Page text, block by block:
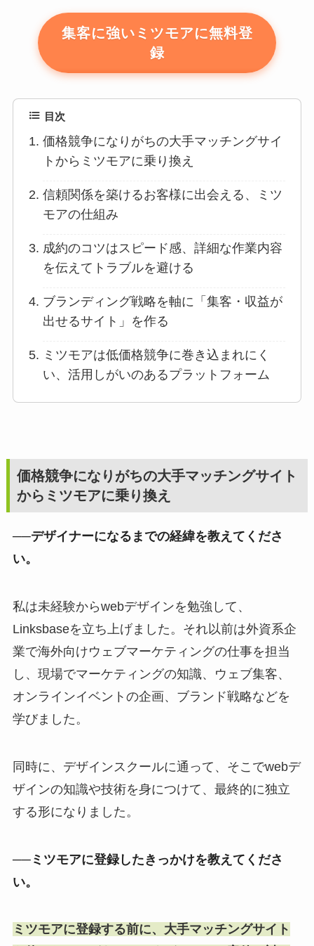
集客に強いミツモアに無料登
録
目次
価格競争になりがちの大手マッチングサイ
トからミツモアに乗り換え
信頼関係を築けるお客様に出会える、ミツ
モアの仕組み
成約のコツはスピード感、詳細な作業内容
を伝えてトラブルを避ける
ブランディング戦略を軸に「集客・収益が
出せるサイト」を作る
ミツモアは低価格競争に巻き込まれにく
い、活用しがいのあるプラットフォーム
価格競争になりがちの大手マッチングサイト
からミツモアに乗り換え
──デザイナーになるまでの経緯を教えてくださ
い。
私は未経験からwebデザインを勉強して、
Linksbaseを立ち上げました。それ以前は外資系企
業で海外向けウェブマーケティングの仕事を担当
し、現場でマーケティングの知識、ウェブ集客、
オンラインイベントの企画、ブランド戦略などを
学びました。
同時に、デザインスクールに通って、そこでwebデ
ザインの知識や技術を身につけて、最終的に独立
する形になりました。
──ミツモアに登録したきっかけを教えてくださ
い。
ミツモアに登録する前に、大手マッチングサイト